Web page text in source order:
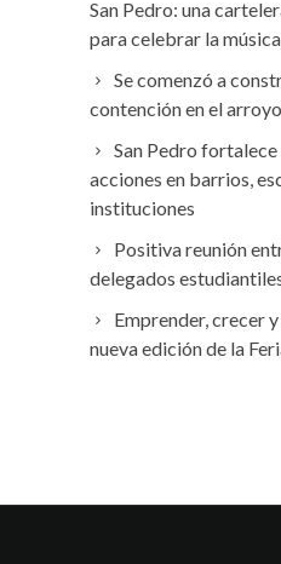
San Pedro: una
para celebrar la
Se comenzó a
contención en el
San Pedro
acciones en barrios,
instituciones
Positiva reunión
delegados
Emprender, crecer
nueva edición de la